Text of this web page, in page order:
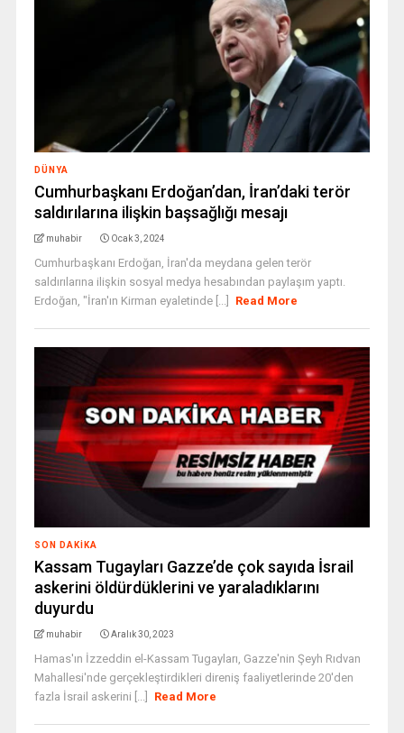
DÜNYA
Cumhurbaşkanı Erdoğan’dan, İran’daki terör
saldırılarına ilişkin başsağlığı mesajı
muhabir Ocak 3, 2024
Cumhurbaşkanı Erdoğan, İran'da meydana gelen terör
saldırılarına ilişkin sosyal medya hesabından paylaşım yaptı.
Erdoğan, "İran'ın Kirman eyaletinde [...]
Read More
SON DAKIKA
Kassam Tugayları Gazze’de çok sayıda İsrail
askerini öldürdüklerini ve yaraladıklarını
duyurdu
muhabir Aralık 30, 2023
Hamas'ın İzzeddin el-Kassam Tugayları, Gazze'nin Şeyh Rıdvan
Mahallesi'nde gerçekleştirdikleri direniş faaliyetlerinde 20'den
fazla İsrail askerini [...]
Read More